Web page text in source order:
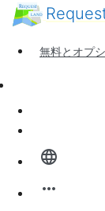
無料とオプ
language
more_horiz
誰でも参加
ピース・ア